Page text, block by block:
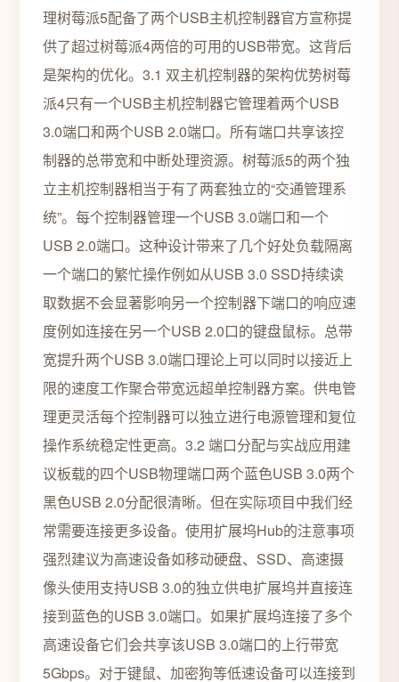
理树莓派5配备了两个USB主机控制器官方宣称提
供了超过树莓派4两倍的可用的USB带宽。这背后
是架构的优化。3.1 双主机控制器的架构优势树莓
派4只有一个USB主机控制器它管理着两个USB
3.0端口和两个USB 2.0端口。所有端口共享该控
制器的总带宽和中断处理资源。树莓派5的两个独
立主机控制器相当于有了两套独立的“交通管理系
统”。每个控制器管理一个USB 3.0端口和一个
USB 2.0端口。这种设计带来了几个好处负载隔离
一个端口的繁忙操作例如从USB 3.0 SSD持续读
取数据不会显著影响另一个控制器下端口的响应速
度例如连接在另一个USB 2.0口的键盘鼠标。总带
宽提升两个USB 3.0端口理论上可以同时以接近上
限的速度工作聚合带宽远超单控制器方案。供电管
理更灵活每个控制器可以独立进行电源管理和复位
操作系统稳定性更高。3.2 端口分配与实战应用建
议板载的四个USB物理端口两个蓝色USB 3.0两个
黑色USB 2.0分配很清晰。但在实际项目中我们经
常需要连接更多设备。使用扩展坞Hub的注意事项
强烈建议为高速设备如移动硬盘、SSD、高速摄
像头使用支持USB 3.0的独立供电扩展坞并直接连
接到蓝色的USB 3.0端口。如果扩展坞连接了多个
高速设备它们会共享该USB 3.0端口的上行带宽
5Gbps。对于键鼠、加密狗等低速设备可以连接到